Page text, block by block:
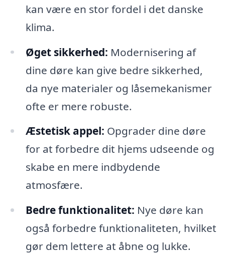
kan være en stor fordel i det danske
klima.
Øget sikkerhed: Modernisering af
dine døre kan give bedre sikkerhed,
da nye materialer og låsemekanismer
ofte er mere robuste.
Æstetisk appel: Opgrader dine døre
for at forbedre dit hjems udseende og
skabe en mere indbydende
atmosfære.
Bedre funktionalitet: Nye døre kan
også forbedre funktionaliteten, hvilket
gør dem lettere at åbne og lukke.